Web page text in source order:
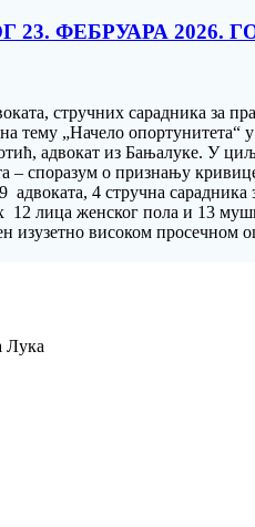
ФЕБРУАРА
стручних сарадника
тему „Начело
адвокат из Бањалуке. У
– споразум о признању
4 стручна
лица женског пола и 13
изузетно високом
Лука